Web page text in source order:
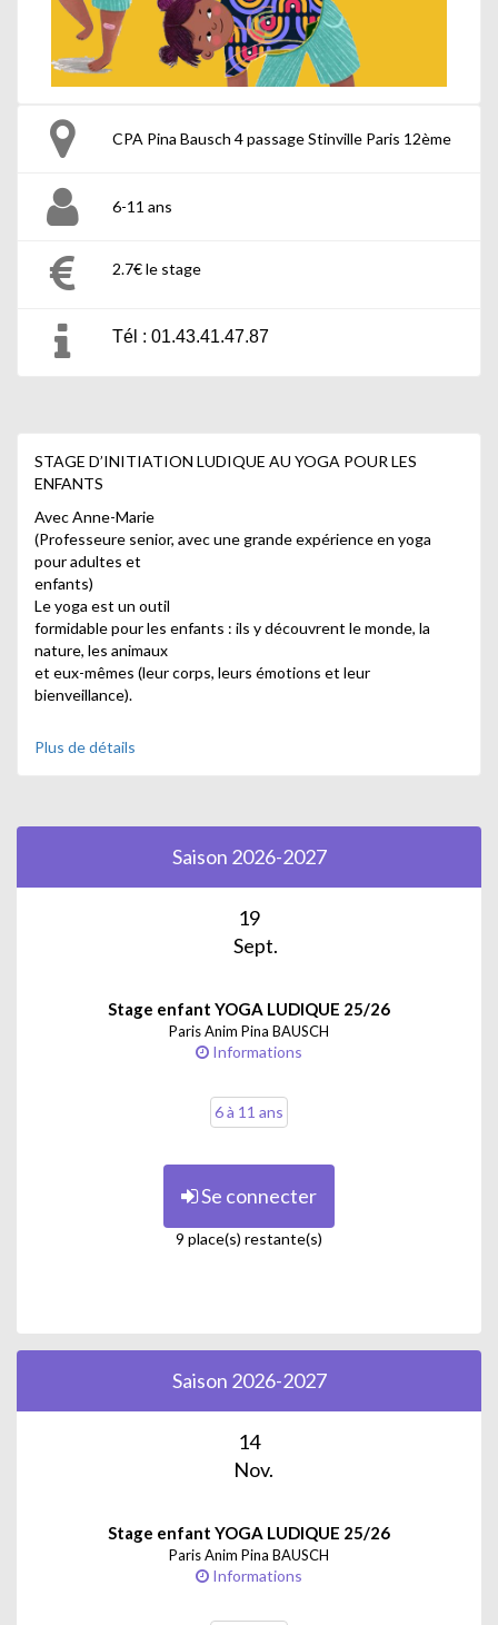
CPA Pina Bausch 4 passage Stinville Paris 12ème
6-11 ans
2.7€ le stage
Tél : 01.43.41.47.87
STAGE D’INITIATION LUDIQUE AU YOGA POUR LES
ENFANTS
Avec Anne-Marie
(Professeure senior, avec une grande expérience en yoga
pour adultes et
enfants)
Le yoga est un outil
formidable pour les enfants : ils y découvrent le monde, la
nature, les animaux
et eux-mêmes (leur corps, leurs émotions et leur
bienveillance).
Plus de détails
Saison 2026-2027
19
Sept.
Stage enfant YOGA LUDIQUE 25/26
Paris Anim Pina BAUSCH
Informations
6 à 11 ans
Se connecter
9 place(s) restante(s)
Saison 2026-2027
14
Nov.
Stage enfant YOGA LUDIQUE 25/26
Paris Anim Pina BAUSCH
Informations